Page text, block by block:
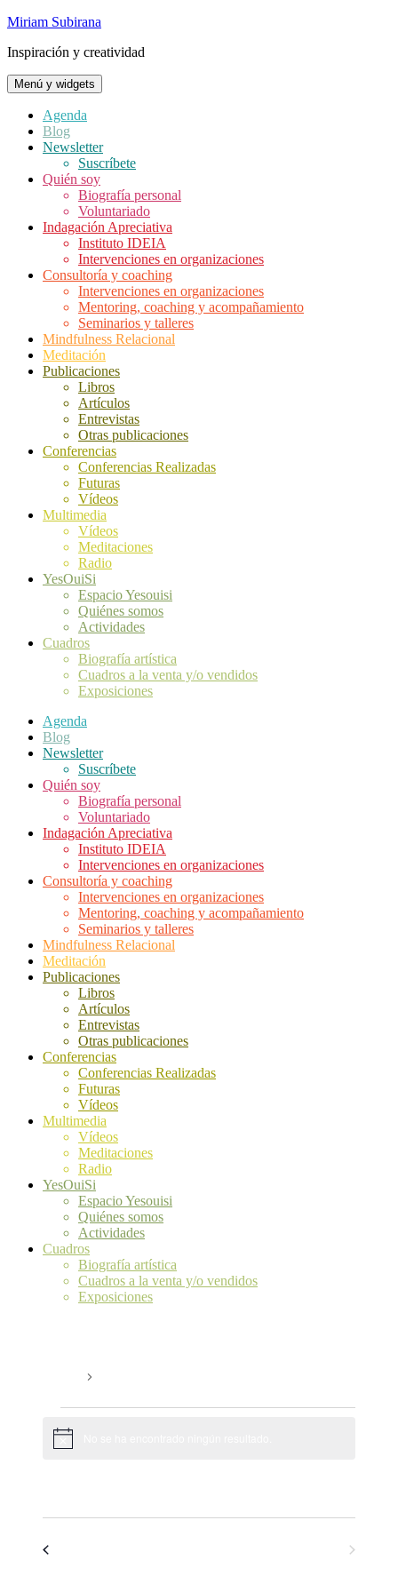
Saltar
contenido
Miriam Subirana
Inspiración y creatividad
Menú y widgets
Agenda
Blog
Newsletter
Suscríbete
Quién soy
Biografía personal
Voluntariado
Indagación Apreciativa
Instituto IDEIA
Intervenciones en organizaciones
Consultoría y coaching
Intervenciones en organizaciones
Mentoring, coaching y acompañamiento
Seminarios y talleres
Mindfulness Relacional
Meditación
Publicaciones
Libros
Artículos
Entrevistas
Otras publicaciones
Conferencias
Conferencias Realizadas
Futuras
Vídeos
Multimedia
Vídeos
Meditaciones
Radio
YesOuiSi
Espacio Yesouisi
Quiénes somos
Actividades
Cuadros
Biografía artística
Cuadros a la venta y/o vendidos
Exposiciones
Agenda
Blog
Newsletter
Suscríbete
Quién soy
Biografía personal
Voluntariado
Indagación Apreciativa
Instituto IDEIA
Intervenciones en organizaciones
Consultoría y coaching
Intervenciones en organizaciones
Mentoring, coaching y acompañamiento
Seminarios y talleres
Mindfulness Relacional
Meditación
Publicaciones
Libros
Artículos
Entrevistas
Otras publicaciones
Conferencias
Conferencias Realizadas
Futuras
Vídeos
Multimedia
Vídeos
Meditaciones
Radio
YesOuiSi
Espacio Yesouisi
Quiénes somos
Actividades
Cuadros
Biografía artística
Cuadros a la venta y/o vendidos
Exposiciones
vistas
de
fecha.